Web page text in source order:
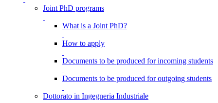
Joint PhD programs
What is a Joint PhD?
How to apply
Documents to be produced for incoming students
Documents to be produced for outgoing students
Dottorato in Ingegneria Industriale